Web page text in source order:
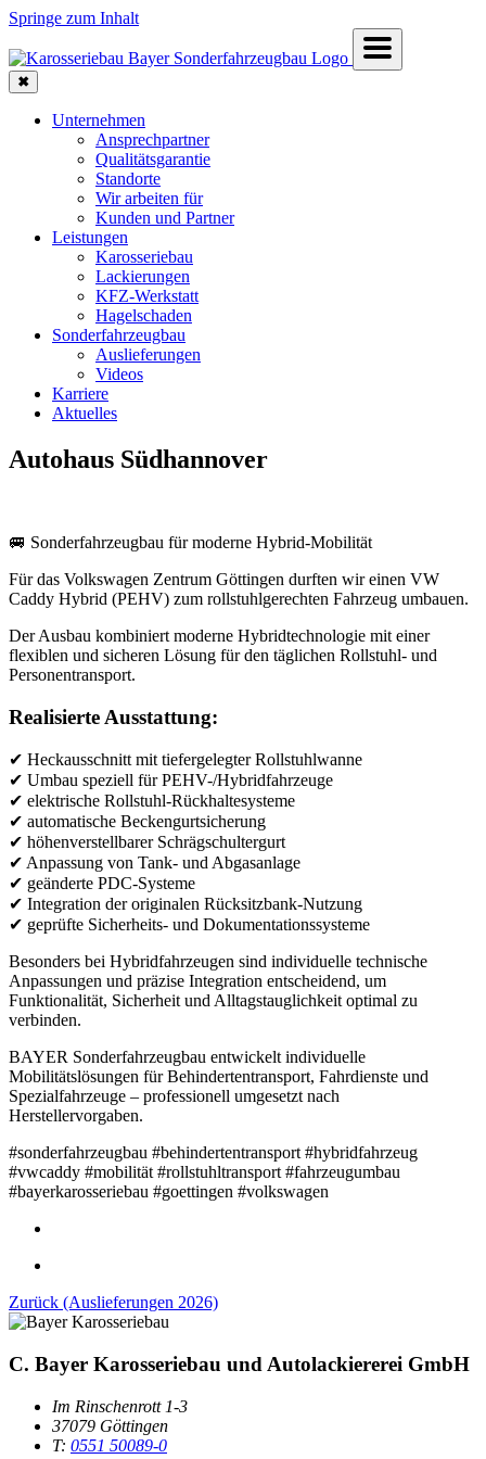
Springe zum Inhalt
✖
Unternehmen
Ansprechpartner
Qualitätsgarantie
Standorte
Wir arbeiten für
Kunden und Partner
Leistungen
Karosseriebau
Lackierungen
KFZ-Werkstatt
Hagelschaden
Sonderfahrzeugbau
Auslieferungen
Videos
Karriere
Aktuelles
Autohaus Südhannover
🚐 Sonderfahrzeugbau für moderne Hybrid-Mobilität
Für das Volkswagen Zentrum Göttingen durften wir einen VW
Caddy Hybrid (PEHV) zum rollstuhlgerechten Fahrzeug umbauen.
Der Ausbau kombiniert moderne Hybridtechnologie mit einer
flexiblen und sicheren Lösung für den täglichen Rollstuhl- und
Personentransport.
Realisierte Ausstattung:
✔ Heckausschnitt mit tiefergelegter Rollstuhlwanne
✔ Umbau speziell für PEHV-/Hybridfahrzeuge
✔ elektrische Rollstuhl-Rückhaltesysteme
✔ automatische Beckengurtsicherung
✔ höhenverstellbarer Schrägschultergurt
✔ Anpassung von Tank- und Abgasanlage
✔ geänderte PDC-Systeme
✔ Integration der originalen Rücksitzbank-Nutzung
✔ geprüfte Sicherheits- und Dokumentationssysteme
Besonders bei Hybridfahrzeugen sind individuelle technische
Anpassungen und präzise Integration entscheidend, um
Funktionalität, Sicherheit und Alltagstauglichkeit optimal zu
verbinden.
BAYER Sonderfahrzeugbau entwickelt individuelle
Mobilitätslösungen für Behindertentransport, Fahrdienste und
Spezialfahrzeuge – professionell umgesetzt nach
Herstellervorgaben.
#sonderfahrzeugbau #behindertentransport #hybridfahrzeug
#vwcaddy #mobilität #rollstuhltransport #fahrzeugumbau
#bayerkarosseriebau #goettingen #volkswagen
Zurück (Auslieferungen 2026)
C. Bayer Karosseriebau und Autolackiererei GmbH
Im Rinschenrott 1-3
37079 Göttingen
T: 0551 50089-0